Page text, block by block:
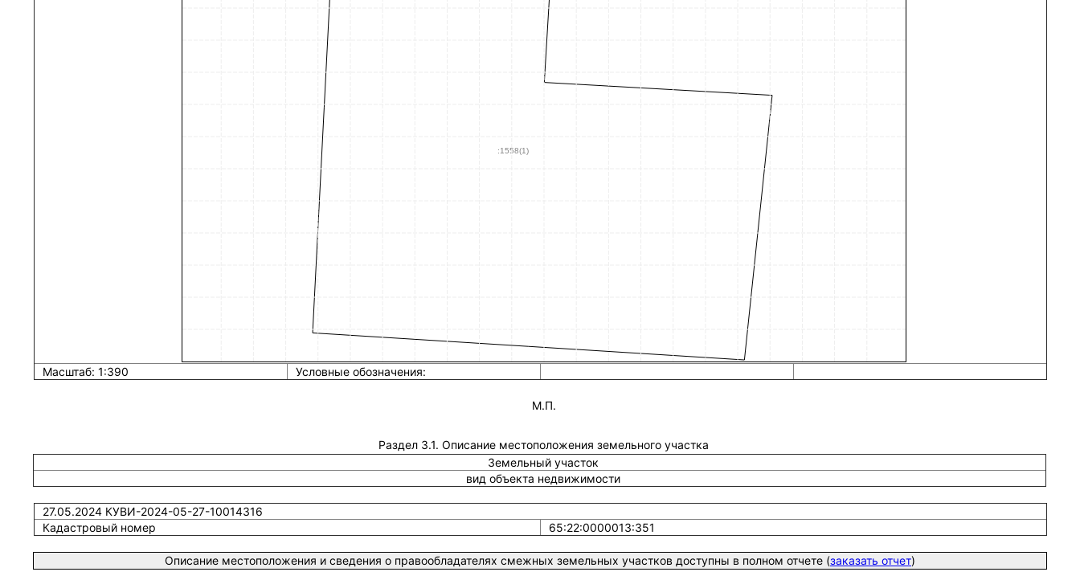
Масштаб: 1:390 Условные обозначения:
М.П.
Раздел 3.1. Описание местоположения земельного участка
Земельный участок
вид объекта недвижимости
27.05.2024 КУВИ-2024-05-27-10014316
Кадастровый номер
65:22:0000013:351
Описание местоположения и сведения о правообладателях смежных земельных участков доступны в полном отчете (заказать отчет)